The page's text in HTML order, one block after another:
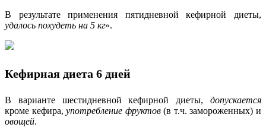
В результате применения пятидневной кефирной диеты,
удалось похудеть на 5 кг».
Кефирная диета 6 дней
В варианте шестидневной кефирной диеты, допускается
кроме кефира,употребление фруктов(в т.ч. замороженных) и
овощей.